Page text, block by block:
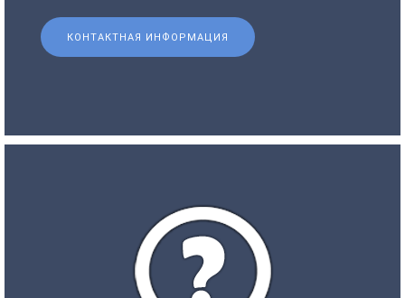
КОНТАКТНАЯ ИНФОРМАЦИЯ